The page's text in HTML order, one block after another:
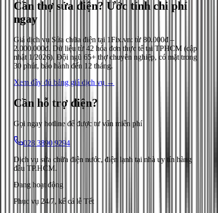
Cần thợ sửa điện? Ước tính chi phí
ngay
Giá dịch vụ Sửa chữa điện tại 1Fix.vn: từ 80.000đ –
2.000.000đ. Dữ liệu từ 42 hóa đơn thực tế tại TPHCM (cập
nhật 1/2026). Đội ngũ 65+ thợ chuyên nghiệp, có mặt trong
30 phút, bảo hành đến 12 tháng.
Xem đầy đủ bảng giá dịch vụ →
Cần hỗ trợ điện?
Gọi ngay hotline để được tư vấn miễn phí
028 3890 9294
Dịch vụ sửa chữa điện nước, điện lạnh tại nhà uy tín hàng
đầu TP.HCM.
Đang hoạt động
Phục vụ 24/7, kể cả lễ Tết